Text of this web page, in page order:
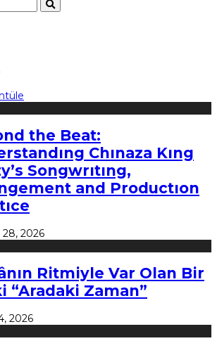
the Beat:
Chınaza Kıng
Songwrıtıng,
and Productıon
28, 2026
Ritmiyle Var Olan Bir
“Aradaki Zaman”
2026